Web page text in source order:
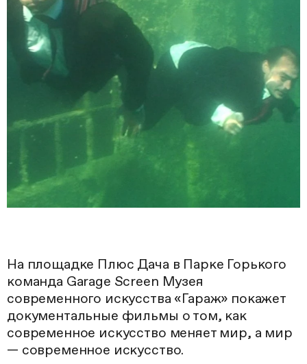
На площадке Плюс Дача в Парке Горького
команда Garage Screen Музея
современного искусства «Гараж» покажет
документальные фильмы о том, как
современное искусство меняет мир, а мир
— современное искусство.